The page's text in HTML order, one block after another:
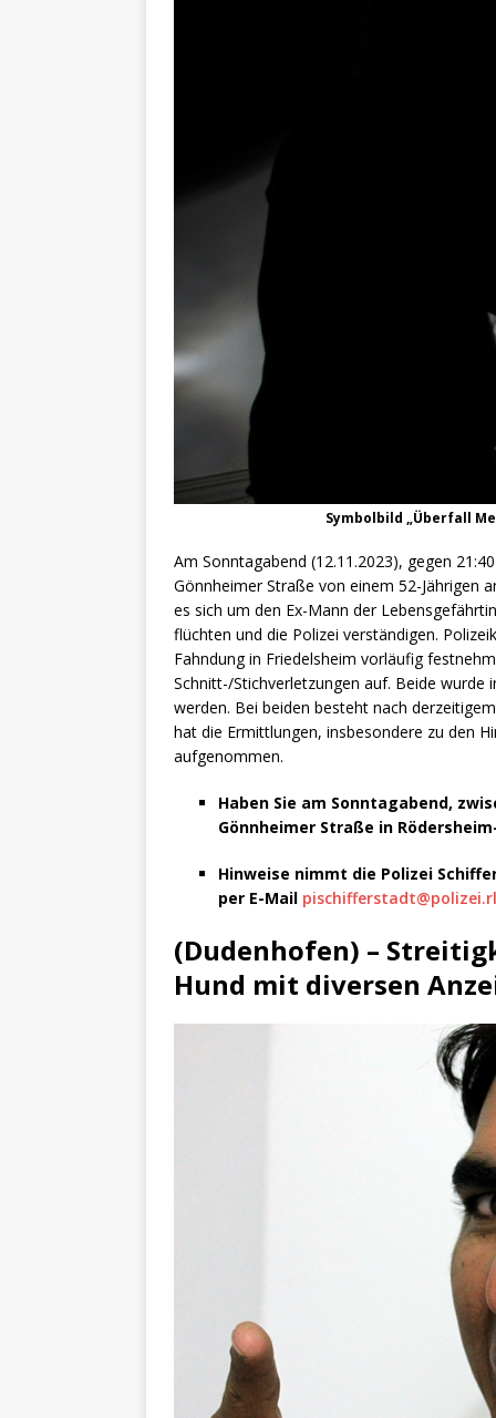
Symbolbild „Überfall
Am Sonntagabend (12.11.2023), gegen
Gönnheimer Straße von einem 52-Jährigen
es sich um den Ex-Mann der
flüchten und die Polizei verständigen.
Fahndung in Friedelsheim vorläufig
Schnitt-/Stichverletzungen auf. Beide
werden. Bei beiden besteht nach
hat die Ermittlungen, insbesondere zu den
aufgenommen.
Haben Sie am Sonntagabend,
Gönnheimer Straße in
Hinweise nimmt die Polizei
per E-Mail
(Dudenhofen) –
Hund mit diversen